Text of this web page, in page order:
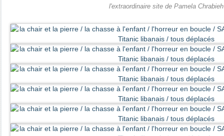
l'extraordinaire site de Pamela Chrabieh